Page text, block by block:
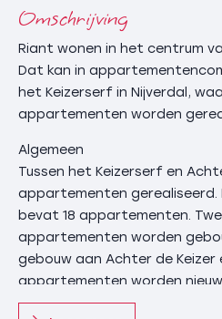
Omschrijving
Riant wonen in het centrum
Dat kan in
het Keizerserf in Nijverdal,
appartementen worden
Algemeen
Tussen het Keizerserf en
appartementen gerealiseerd.
bevat 18 appartementen.
appartementen worden
gebouw aan Achter de Keizer
appartementen worden
gebouw dat blijft bestaan